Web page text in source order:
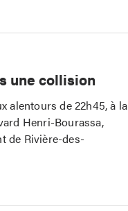
une collision
alentours de 22h45, à la
Henri-Bourassa,
de Rivière-des-